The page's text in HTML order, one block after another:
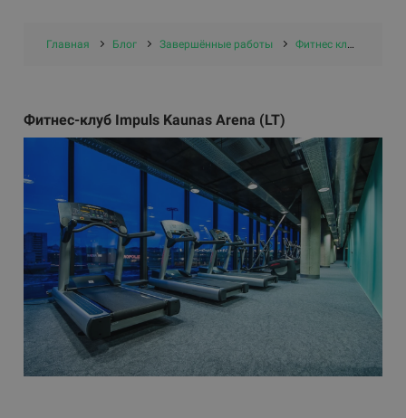
Главная Блог Завершённые работы Фитнес клубы
Фитнес-клуб Impuls Kaunas Arena (LT)